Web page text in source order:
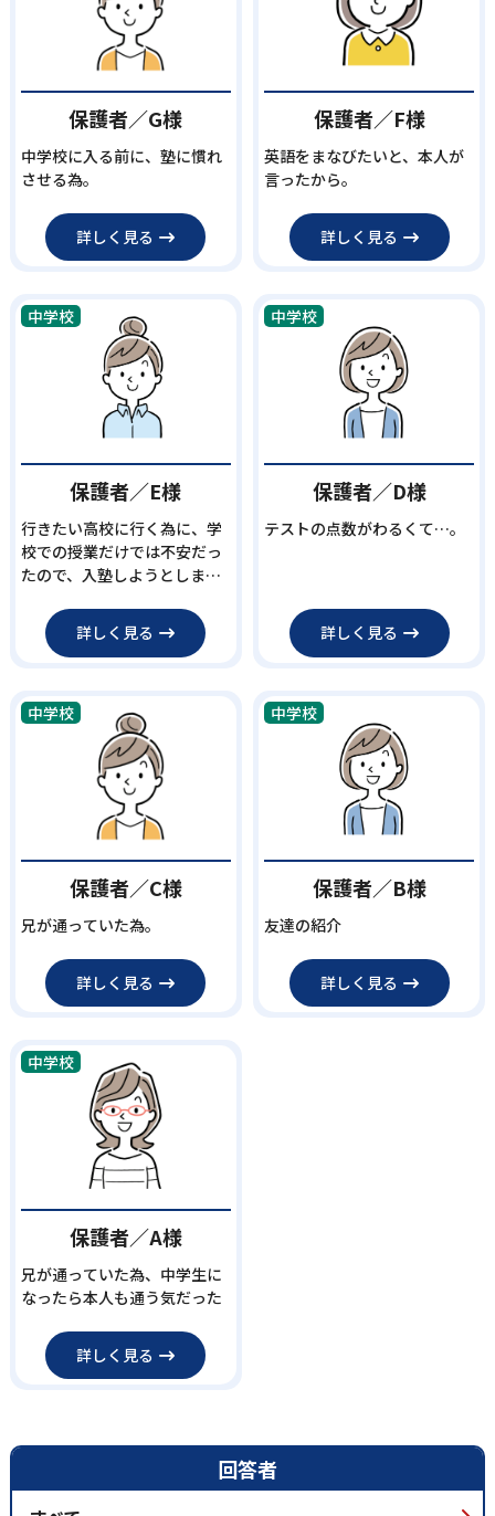
保護者／G様
中学校に入る前に、塾に慣れ
させる為。
詳しく見る
保護者／F様
英語をまなびたいと、本人が
言ったから。
詳しく見る
中学校
保護者／E様
行きたい高校に行く為に、学
校での授業だけでは不安だっ
たので、入塾しようとしまし
詳しく見る
中学校
保護者／D様
テストの点数がわるくて…。
詳しく見る
中学校
保護者／C様
兄が通っていた為。
詳しく見る
中学校
保護者／B様
友達の紹介
詳しく見る
中学校
保護者／A様
兄が通っていた為、中学生に
なったら本人も通う気だった
詳しく見る
回答者